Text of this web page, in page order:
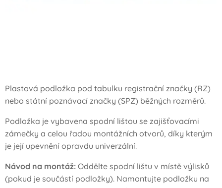
Plastová podložka pod tabulku registrační značky (RZ)
nebo státní poznávací značky (SPZ) běžných rozměrů.
Podložka je vybavena spodní lištou se zajišťovacími
zámečky a celou řadou montážních otvorů, díky kterým
je její upevnění opravdu univerzální.
Návod na montáž: Oddělte spodní lištu v místě výlisků
(pokud je součástí podložky). Namontujte podložku na